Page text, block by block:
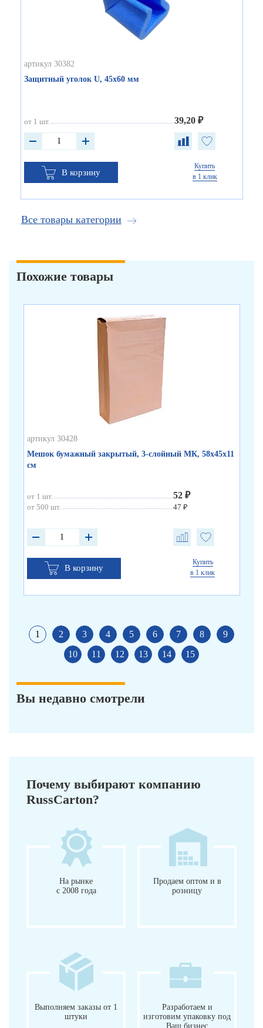
артикул 30382
Защитный уголок U, 45х60 мм
от 1 шт. 39,20 ₽
В корзину
Купить
в 1 клик
Все товары категории
Похожие товары
артикул 30428
Мешок бумажный закрытый, 3-слойный МК, 58х45х11
см
от 1 шт. 52 ₽
от 500 шт. 47 ₽
В корзину
Купить
в 1 клик
1 2 3 4 5 6 7 8
9
10
11 12 13 14 15
Вы недавно смотрели
Почему выбирают компанию
RussCarton?
На рынке
с 2008 года
Продаем оптом и в
розницу
Выполняем заказы от 1
штуки
Разработаем и
изготовим упаковку под
Ваш бизнес